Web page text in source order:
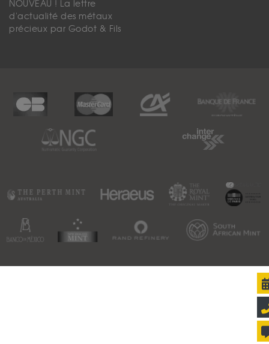
NOUVEAU ! La lettre
d'actualité des métaux
précieux par Godot & Fils